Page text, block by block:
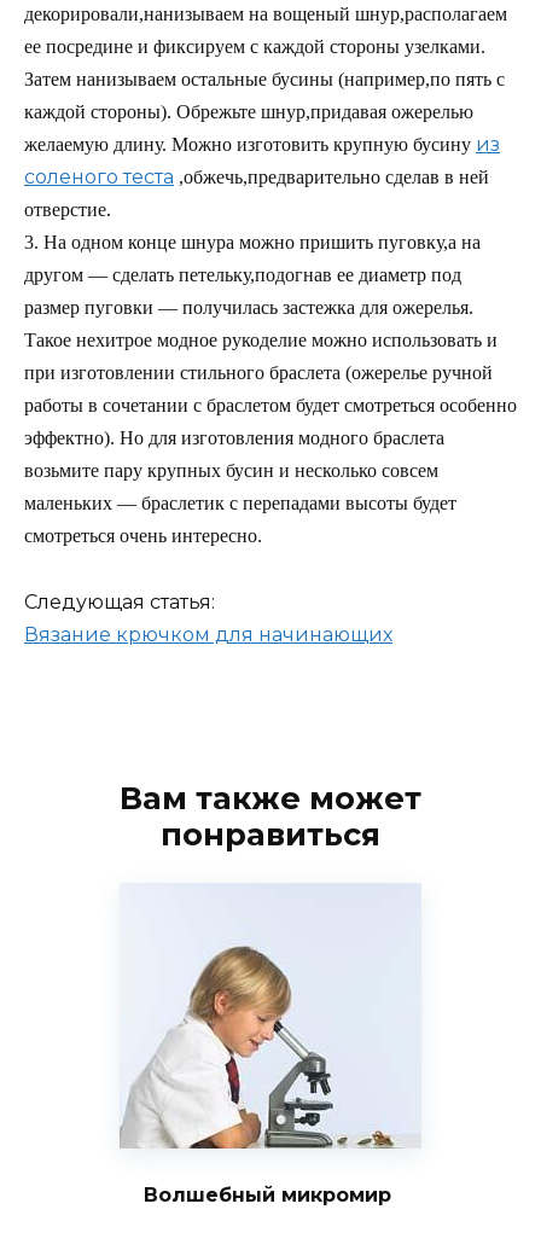
декорировали,нанизываем на вощеный шнур,располагаем
ее посредине и фиксируем с каждой стороны узелками.
Затем нанизываем остальные бусины (например,по пять с
каждой стороны). Обрежьте шнур,придавая ожерелью
желаемую длину. Можно изготовить крупную бусину из
соленого теста ,обжечь,предварительно сделав в ней
отверстие.
3. На одном конце шнура можно пришить пуговку,а на
другом — сделать петельку,подогнав ее диаметр под
размер пуговки — получилась застежка для ожерелья.
Такое нехитрое модное рукоделие можно использовать и
при изготовлении стильного браслета (ожерелье ручной
работы в сочетании с браслетом будет смотреться особенно
эффектно). Но для изготовления модного браслета
возьмите пару крупных бусин и несколько совсем
маленьких — браслетик с перепадами высоты будет
смотреться очень интересно.
Следующая статья:
Вязание крючком для начинающих
Вам также может
понравиться
Волшебный микромир